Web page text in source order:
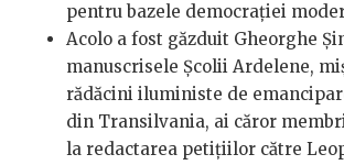
pentru bazele democrației
Acolo a fost găzduit Gheorghe
manuscrisele Școlii Ardelene,
rădăcini iluministe de
din Transilvania, ai căror
la redactarea petițiilor către